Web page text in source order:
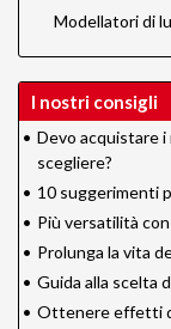
Modellatori di
I nostri consigli
• Devo acquistare i
scegliere?
• 10 suggerimenti
• Più versatilità
• Prolunga la vita
• Guida alla scelta
• Ottenere effetti